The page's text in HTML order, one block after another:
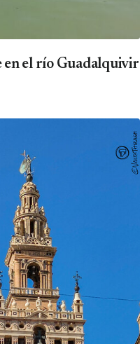
en el río Guadalquivir